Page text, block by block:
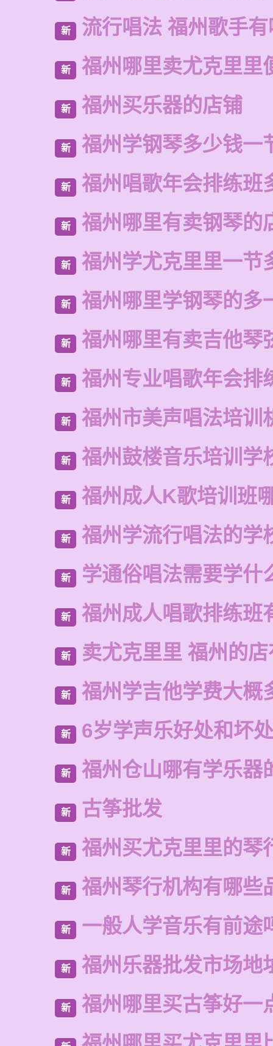
新 流行唱法 福州歌手
新 福州哪里卖尤克里里
新 福州买乐器的店铺
新 福州学钢琴多少钱一
新 福州唱歌年会排练班
新 福州哪里有卖钢琴的
新 福州学尤克里里一节
新 福州哪里学钢琴的多
新 福州哪里有卖吉他琴
新 福州专业唱歌年会排
新 福州市美声唱法培训
新 福州鼓楼音乐培训学
新 福州成人K歌培训班
新 福州学流行唱法的学
新 学通俗唱法需要学什
新 福州成人唱歌排练班
新 卖尤克里里 福州的
新 福州学吉他学费大概
新 6岁学声乐好处和坏处
新 福州仓山哪有学乐器
新 古筝批发
新 福州买尤克里里的琴
新 福州琴行机构有哪些
新 一般人学音乐有前途
新 福州乐器批发市场地
新 福州哪里买古筝好一